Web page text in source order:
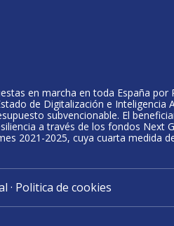
en marcha en toda España
de Digitalización e
subvencionable. El
a través de los fondos Next
2021-2025, cuya cuarta medida
· Politica de cookies